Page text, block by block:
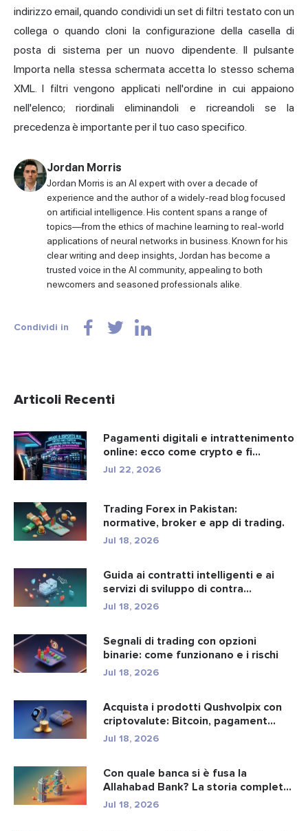
indirizzo email, quando condividi un set di filtri testato con un
collega o quando cloni la configurazione della casella di
posta di sistema per un nuovo dipendente. Il pulsante
Importa nella stessa schermata accetta lo stesso schema
XML. I filtri vengono applicati nell'ordine in cui appaiono
nell'elenco; riordinali eliminandoli e ricreandoli se la
precedenza è importante per il tuo caso specifico.
Jordan Morris
Jordan Morris is an AI expert with over a decade of
experience and the author of a widely-read blog focused
on artificial intelligence. His content spans a range of
topics—from the ethics of machine learning to real-world
applications of neural networks in business. Known for his
clear writing and deep insights, Jordan has become a
trusted voice in the AI community, appealing to both
newcomers and seasoned professionals alike.
Condividi in
Articoli Recenti
Pagamenti digitali e intrattenimento
online: ecco come crypto e fi...
Jul 22, 2026
Trading Forex in Pakistan:
normative, broker e app di trading.
Jul 18, 2026
Guida ai contratti intelligenti e ai
servizi di sviluppo di contra...
Jul 18, 2026
Segnali di trading con opzioni
binarie: come funzionano e i rischi
Jul 18, 2026
Acquista i prodotti Qushvolpix con
criptovalute: Bitcoin, pagament...
Jul 18, 2026
Con quale banca si è fusa la
Allahabad Bank? La storia completa
d...
Jul 18, 2026